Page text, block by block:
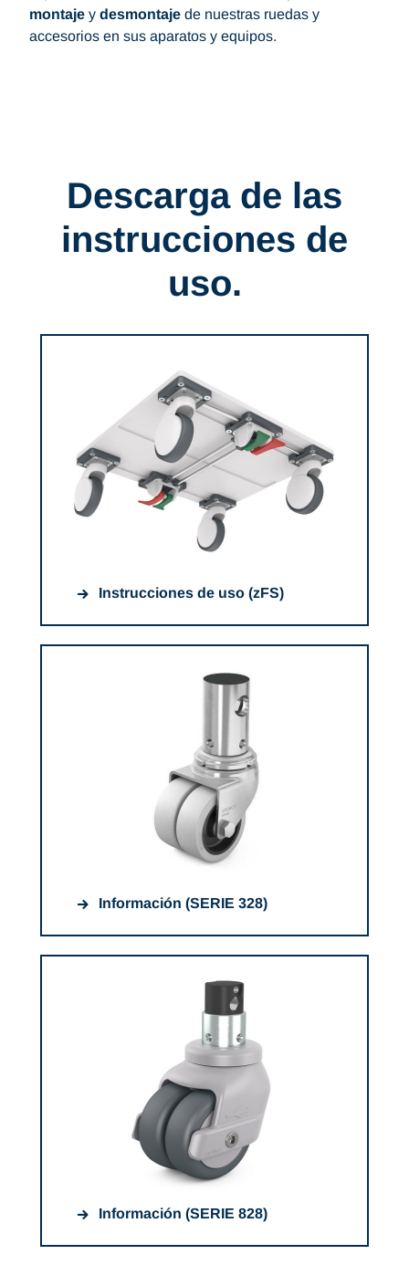
montaje y desmontaje de nuestras ruedas y
accesorios en sus aparatos y equipos.
Descarga de las
instrucciones de
uso.
Instrucciones de uso (zFS)
Información (SERIE 328)
Información (SERIE 828)